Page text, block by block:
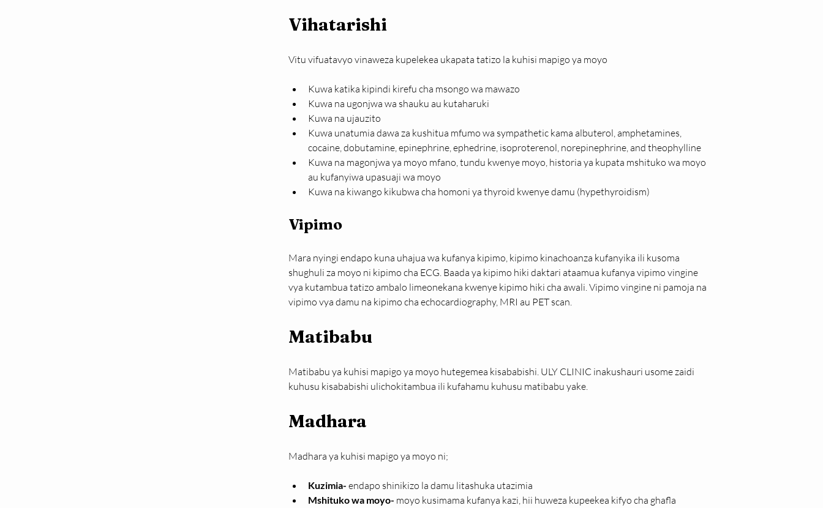
Vihatarishi
Vitu vifuatavyo vinaweza kupelekea ukapata tatizo la kuhisi mapigo ya moyo
Kuwa katika kipindi kirefu cha msongo wa mawazo
Kuwa na ugonjwa wa shauku au kutaharuki
Kuwa na ujauzito
Kuwa unatumia dawa za kushitua mfumo wa sympathetic kama albuterol, amphetamines,
cocaine, dobutamine, epinephrine, ephedrine, isoproterenol, norepinephrine, and theophylline
Kuwa na magonjwa ya moyo mfano, tundu kwenye moyo, historia ya kupata mshituko wa moyo
au kufanyiwa upasuaji wa moyo
Kuwa na kiwango kikubwa cha homoni ya thyroid kwenye damu (hypethyroidism)
Vipimo
Mara nyingi endapo kuna uhajua wa kufanya kipimo, kipimo kinachoanza kufanyika ili kusoma
shughuli za moyo ni kipimo cha ECG. Baada ya kipimo hiki daktari ataamua kufanya vipimo vingine
vya kutambua tatizo ambalo limeonekana kwenye kipimo hiki cha awali. Vipimo vingine ni pamoja na
vipimo vya damu na kipimo cha echocardiography, MRI au PET scan.
Matibabu
Matibabu ya kuhisi mapigo ya moyo hutegemea kisababishi. ULY CLINIC inakushauri usome zaidi
kuhusu kisababishi ulichokitambua ili kufahamu kuhusu matibabu yake.
Madhara
Madhara ya kuhisi mapigo ya moyo ni;
Kuzimia- endapo shinikizo la damu litashuka utazimia
Mshituko wa moyo- moyo kusimama kufanya kazi, hii huweza kupeekea kifyo cha ghafla